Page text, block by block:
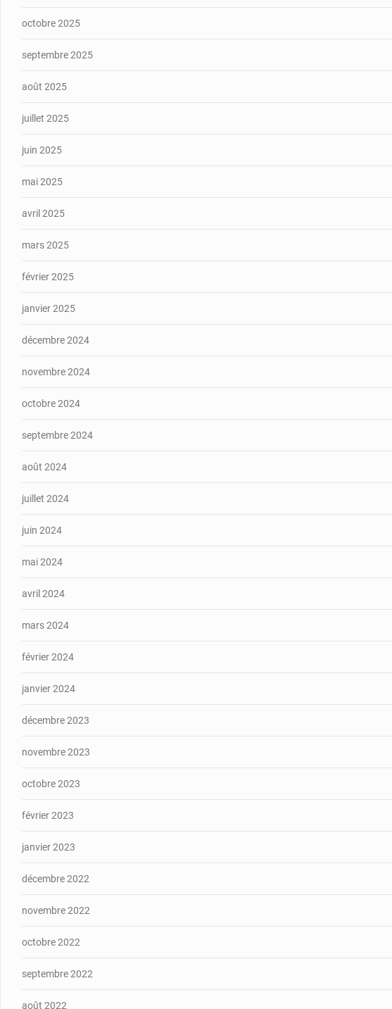
octobre 2025
septembre 2025
août 2025
juillet 2025
juin 2025
mai 2025
avril 2025
mars 2025
février 2025
janvier 2025
décembre 2024
novembre 2024
octobre 2024
septembre 2024
août 2024
juillet 2024
juin 2024
mai 2024
avril 2024
mars 2024
février 2024
janvier 2024
décembre 2023
novembre 2023
octobre 2023
février 2023
janvier 2023
décembre 2022
novembre 2022
octobre 2022
septembre 2022
août 2022